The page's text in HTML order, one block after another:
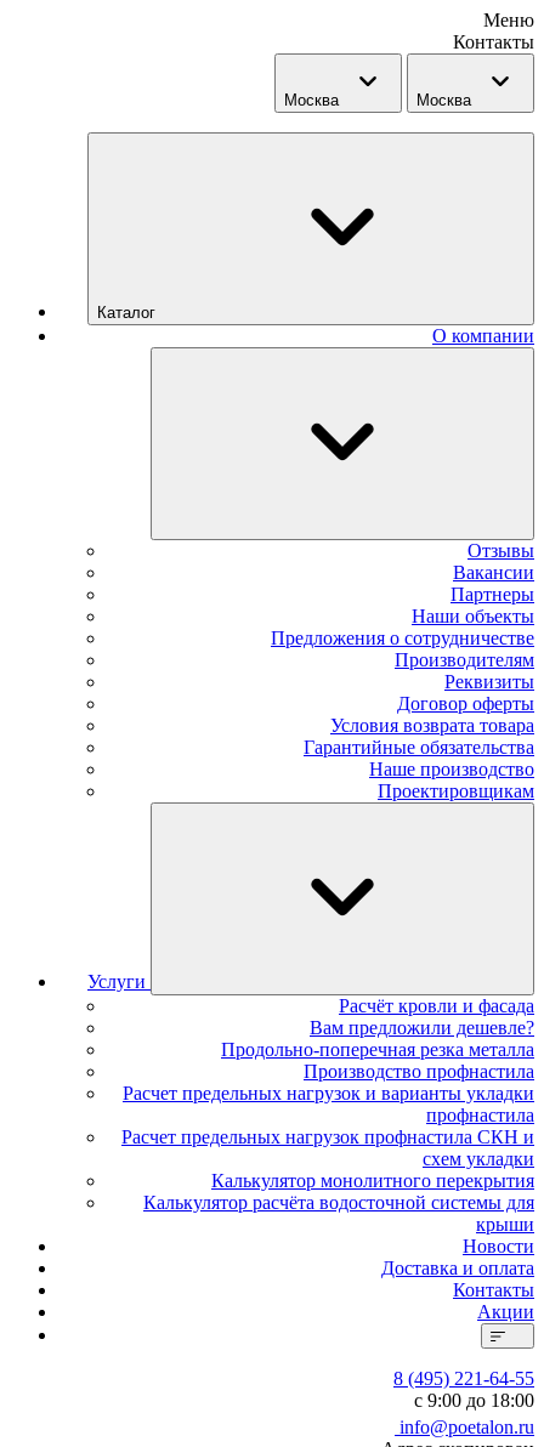
Меню
Контакты
Москва Москва
Каталог
О компании
Отзывы
Вакансии
Партнеры
Наши объекты
Предложения о сотрудничестве
Производителям
Реквизиты
Договор оферты
Условия возврата товара
Гарантийные обязательства
Наше производство
Проектировщикам
Услуги
Расчёт кровли и фасада
Вам предложили дешевле?
Продольно-поперечная резка металла
Производство профнастила
Расчет предельных нагрузок и варианты укладки
профнастила
Расчет предельных нагрузок профнастила СКН и
схем укладки
Калькулятор монолитного перекрытия
Калькулятор расчёта водосточной системы для
крыши
Новости
Доставка и оплата
Контакты
Акции
8 (495) 221-64-55
с 9:00 до 18:00
info@poetalon.ru